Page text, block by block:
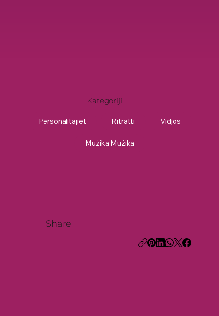
Kategoriji
Personalitajiet Ritratti Vidjos
Mużika Mużika
Share